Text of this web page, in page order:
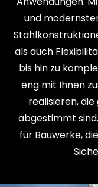
und
als auch
bis hin zu
eng mit Ihnen
realisieren,
abgestimmt
für Bauwerke,